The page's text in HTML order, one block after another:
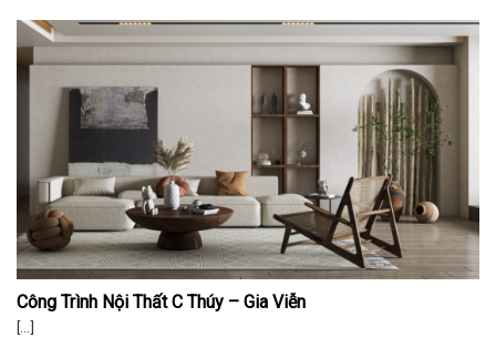
Công Trình Nội Thất C Thúy – Gia Viễn
[...]